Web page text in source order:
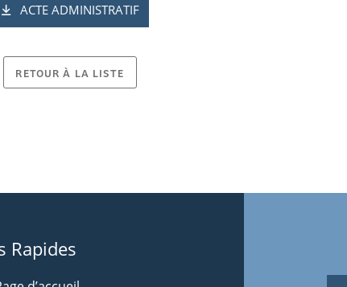
ACTE ADMINISTRATIF
RETOUR À LA LISTE
Rapides